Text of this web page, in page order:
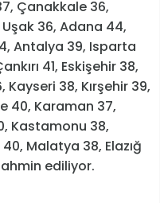
Çanakkale 36,
36, Adana 44,
Antalya 39, Isparta
41, Eskişehir 38,
38, Kırşehir 39,
40, Karaman 37,
Kastamonu 38,
Malatya 38, Elazığ
ediliyor.